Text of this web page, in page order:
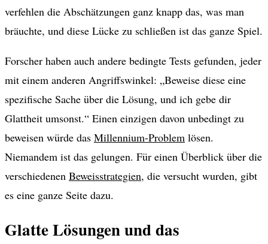
verfehlen die Abschätzungen ganz knapp das, was man
bräuchte, und diese Lücke zu schließen ist das ganze Spiel.
Forscher haben auch andere bedingte Tests gefunden, jeder
mit einem anderen Angriffswinkel: „Beweise diese eine
spezifische Sache über die Lösung, und ich gebe dir
Glattheit umsonst.“ Einen einzigen davon unbedingt zu
beweisen würde das Millennium-Problem lösen.
Niemandem ist das gelungen. Für einen Überblick über die
verschiedenen Beweisstrategien, die versucht wurden, gibt
es eine ganze Seite dazu.
Glatte Lösungen und das